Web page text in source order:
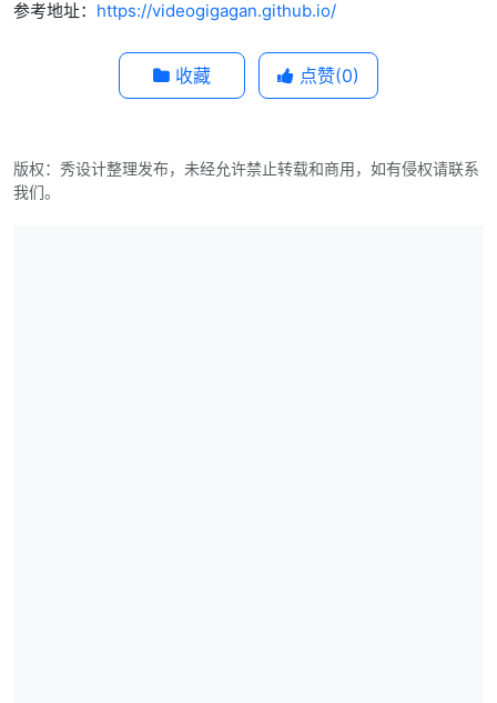
参考地址： https://videogigagan.github.io/
收藏 点赞(0)
版权：秀设计整理发布，未经允许禁止转载和商用，如有侵权请联系
我们。